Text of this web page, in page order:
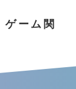
ーム関